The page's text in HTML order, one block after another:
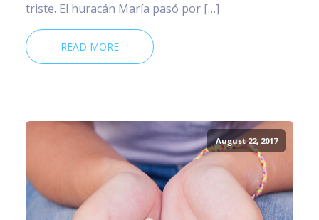
triste. El huracán María pasó por […]
READ MORE
August 22, 2017